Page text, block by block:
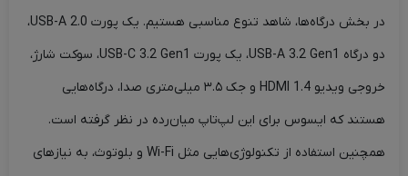
در بخش درگاه‌ها، شاهد تنوع مناسبی هستیم. یک پورت USB-A 2.0،
دو درگاه USB-A 3.2 Gen1، یک پورت USB-C 3.2 Gen1، سوکت شارژ،
خروجی ویدیو HDMI 1.4 و جک ۳.۵ میلی‌متری صدا، درگاه‌هایی
هستند که ایسوس برای این لپ‌تاپ میان‌رده در نظر گرفته است.
همچنین استفاده از تکنولوژی‌هایی مثل Wi-Fi و بلوتوث، به نیازهای